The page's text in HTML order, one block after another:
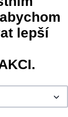
lepší